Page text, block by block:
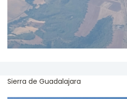
Sierra de Guadalajara